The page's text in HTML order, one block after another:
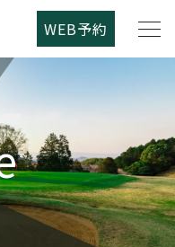
WEB予約
について